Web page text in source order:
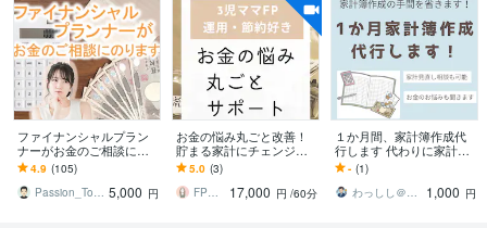
ファイナンシャルプラン
ナーがお金のご相談にの
ります ライフプラン・資
産運用・NISAなどイチか
らお教えします
4.9 (105)
Passion_Tomy 5,000 円
お金の悩み丸ごと改善！
貯まる家計にチェンジし
ます お金の悩みも寄り添
い型の相談ならあなたら
しく貯まります
5.0 (3)
FPこじか あや
17,000 円 /60分
１か月間、家計簿作成代
行します 代わりに家計簿
作成＆お金の悩みに寄り
添います！
- (1)
わっしし＠節約×貯金で家計のお悩み解決
1,000 円